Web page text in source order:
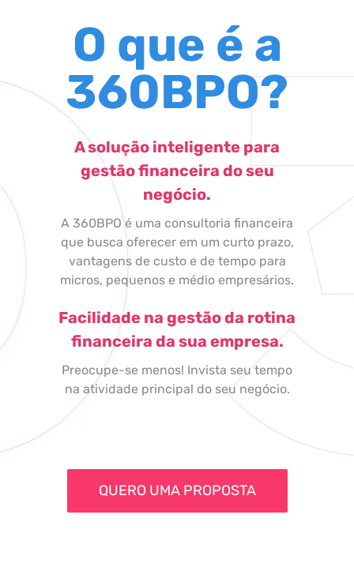
O que é a
360BPO?
A solução inteligente para
gestão financeira do seu
negócio.
A 360BPO é uma consultoria financeira
que busca oferecer em um curto prazo,
vantagens de custo e de tempo para
micros, pequenos e médio empresários.
Facilidade na gestão da rotina
financeira da sua empresa.
Preocupe-se menos! Invista seu tempo
na atividade principal do seu negócio.
QUERO UMA PROPOSTA